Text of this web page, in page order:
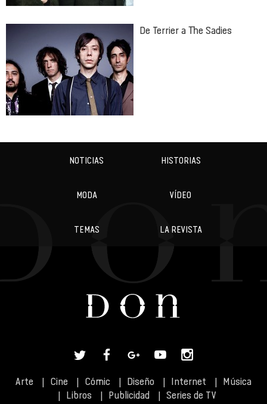
De Terrier a The Sadies
NOTICIAS HISTORIAS
MODA VÍDEO
TEMAS LA REVISTA
Arte Cine Cómic Diseño Internet
Música
Libros
Publicidad Series de TV